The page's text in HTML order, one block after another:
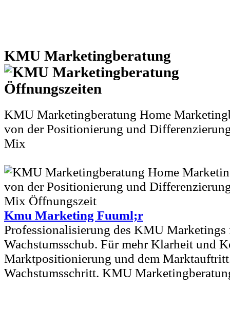
KMU Marketingberatung
KMU Marketingberatung Home
von der Positionierung und
Mix
Kmu Marketing Fuuml;r
Professionalisierung des KMU Marketings
Wachstumsschub. Für mehr Klarheit und
Marktpositionierung und dem
Wachstumsschritt. KMU